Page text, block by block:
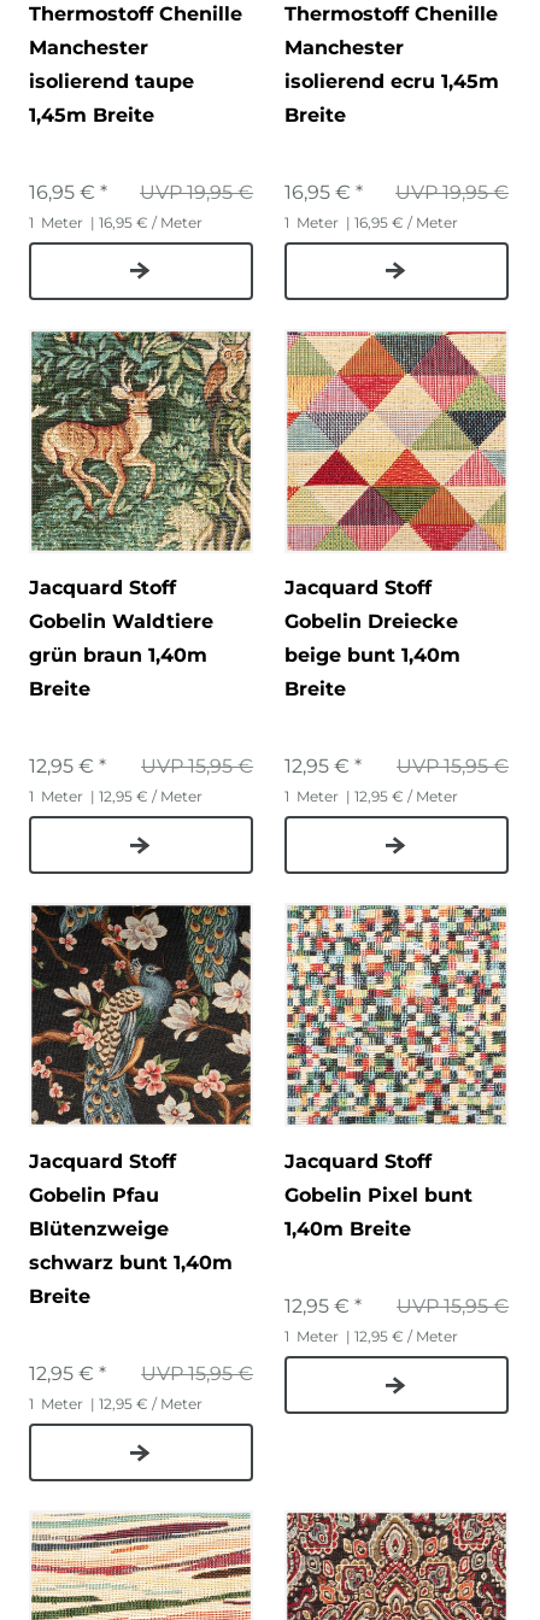
Thermostoff Chenille
Manchester
isolierend taupe
1,45m Breite
UVP 19,95 €
16,95 € *
1 Meter | 16,95 € / Meter
Thermostoff Chenille
Manchester
isolierend ecru 1,45m
Breite
UVP 19,95 €
16,95 € *
1 Meter | 16,95 € / Meter
Jacquard Stoff
Gobelin Waldtiere
grün braun 1,40m
Breite
UVP 15,95 €
12,95 € *
1 Meter | 12,95 € / Meter
Jacquard Stoff
Gobelin Dreiecke
beige bunt 1,40m
Breite
UVP 15,95 €
12,95 € *
1 Meter | 12,95 € / Meter
Jacquard Stoff
Gobelin Pfau
Blütenzweige
schwarz bunt 1,40m
Breite
UVP 15,95 €
12,95 € *
1 Meter | 12,95 € / Meter
Jacquard Stoff
Gobelin Pixel bunt
1,40m Breite
UVP 15,95 €
12,95 € *
1 Meter | 12,95 € / Meter